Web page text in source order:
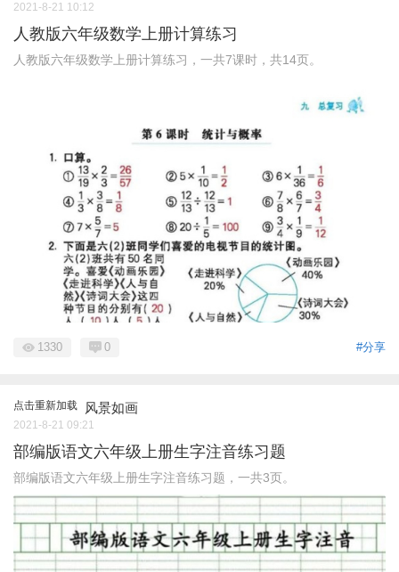
2021-8-21 10:12
人教版六年级数学上册计算练习
人教版六年级数学上册计算练习，一共7课时，共14页。
#分享
1330 0
点击重新加载 风景如画
2021-8-21 09:21
部编版语文六年级上册生字注音练习题
部编版语文六年级上册生字注音练习题，一共3页。